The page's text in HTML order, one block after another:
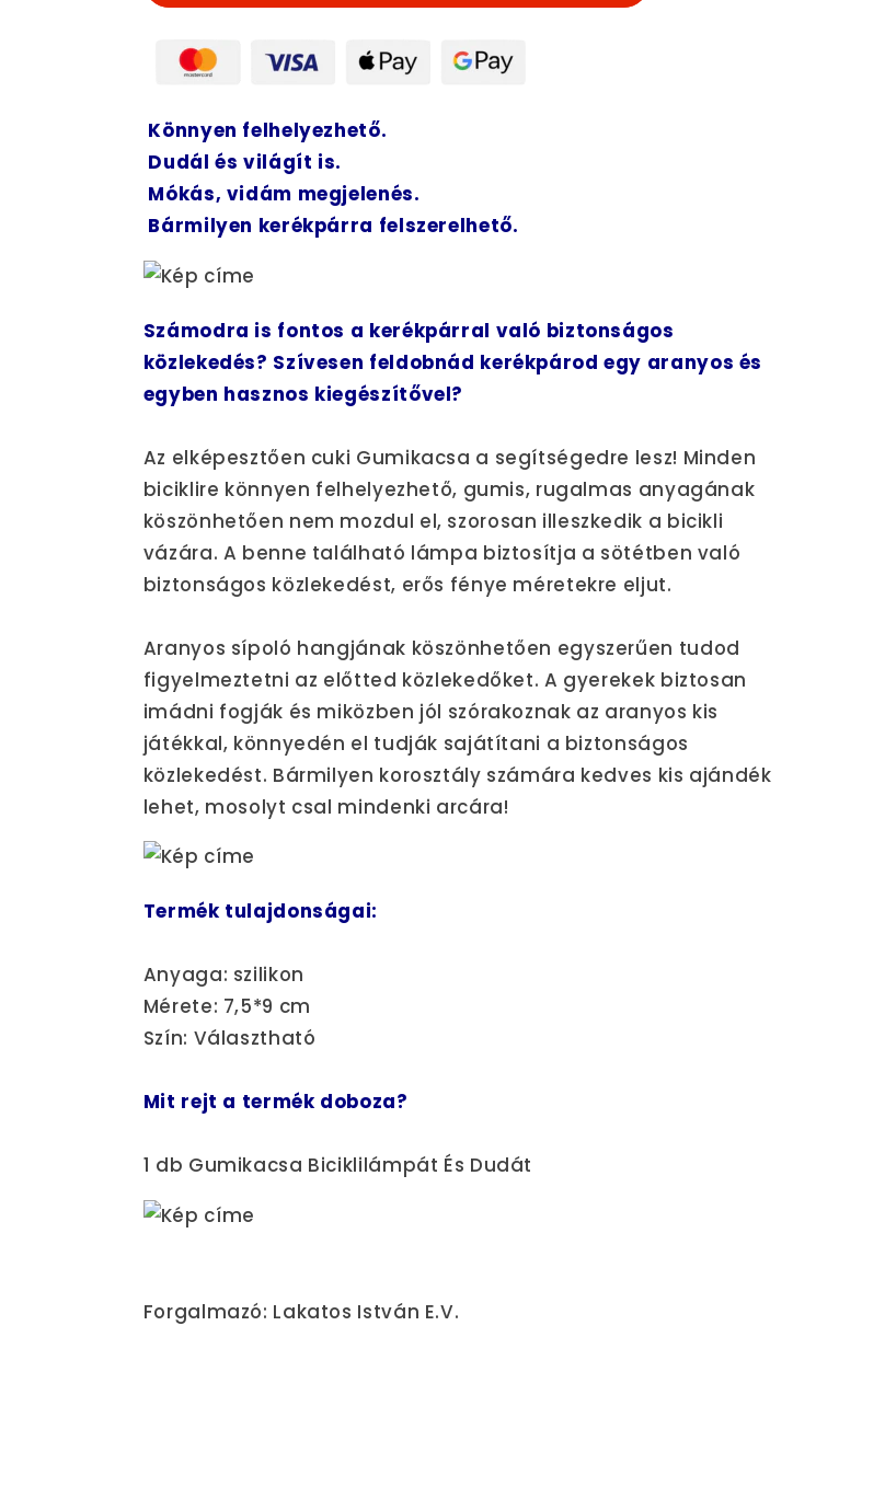
Könnyen felhelyezhető.
Dudál és világít is.
Mókás, vidám megjelenés.
Bármilyen kerékpárra felszerelhető.
Számodra is fontos a kerékpárral való biztonságos
közlekedés? Szívesen feldobnád kerékpárod egy aranyos és
egyben hasznos kiegészítővel?
Az elképesztően cuki Gumikacsa a segítségedre lesz! Minden
biciklire könnyen felhelyezhető, gumis, rugalmas anyagának
köszönhetően nem mozdul el, szorosan illeszkedik a bicikli
vázára. A benne található lámpa biztosítja a sötétben való
biztonságos közlekedést, erős fénye méretekre eljut.
Aranyos sípoló hangjának köszönhetően egyszerűen tudod
figyelmeztetni az előtted közlekedőket. A gyerekek biztosan
imádni fogják és miközben jól szórakoznak az aranyos kis
játékkal, könnyedén el tudják sajátítani a biztonságos
közlekedést. Bármilyen korosztály számára kedves kis ajándék
lehet, mosolyt csal mindenki arcára!
Termék tulajdonságai:
Anyaga: szilikon
Mérete: 7,5*9 cm
Szín: Választható
Mit rejt a termék doboza?
1 db Gumikacsa Biciklilámpát És Dudát
Forgalmazó: Lakatos István E.V.